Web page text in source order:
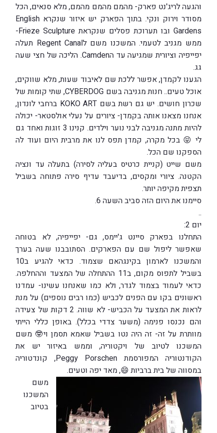
והגעה לריג'נט פארק- מהמם מהמם מהמם, מלא סנאים, הכל
מסודר וירוק ונקי. בתוך הפארק יש איזור שנקרא English
Gardens ובו תערוכת פסלים שנקראת Frieze Sculpture-
ממש מגניב לטעמי. המשכנו משם לRegent Canal תעלה
יפייפיה וציורית שמגיעה עד הCamden. הליכה של חצי שעה
גג.
הגענו לקמדן, אפשר ללכת שם לאיבוד שעות, מלא שווקים,
אוכל טעים.. חנות מגניבה בשם CYBERDOG, שתי קומות של
שכרון חושים. יש גם רשת בשם KOKO ART ברחבי לונדון,
אנחנו מצאנו אותה בקמדן- ציורים על נעלי אולסטאר- יכולה
להיות מתנה מגניבה לבני נוער וילדים. קנינו 3 זוגות ואחד גם
לי 😝 בכל מקרה, קמדן תפס לנו את מרבית היום ועוד לה
הספקנו שם הכל.
משם שייט (קניית כרטיס בעליה לסירה) בתעלה עד ונציה
הקטנה. ציורי ומקסים, בדיעבד עדיף סירה פתוחה בשביל
תצפית מקיפה יותר.
סיימנו את היום הזה סביב השעה 6.
..
יום 2:
התחלנו בפארק סיינט ג'יימס, גם- יפייפיה, לא בטוחה
שאפשר ליפול שם עם הפארקים. הסתובבנו שעה בערך
והמשכנו לארמון בקינגהאם שצמוד. כדאי להגיע ב10
בשביל לתפוס מקום, ב11 ההתחלה של המצעד וההחלפה.
כדאי לעמוד בצמוד לגדר, ולא כמו שאנחנו עשינו- עמדנו
ראשונים בקו עם הפנים לכביש (כמו רבים נוספים) על מנת
לראות את המצעד על הכביש- לא שווה. 2 דקות של צעידה
והם נכנסו פנימה (משער צדדי בכלל). באופן כללי הייתי
מוותרת על זה- זה היה נטו בשביל שאמא תסמן וי🤓 משם
המשכנו לטיוב של ויקטוריה, וממש באיזור יש את
הקודנטוריה המפורסמת Peggy Porschen, קונדטוריה
במסווה של בית ברביות 😄, מאד יפה וטעים.
משם
המשכנו
בטיוב